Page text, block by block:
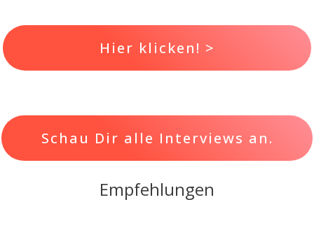
Hier klicken! >
Schau Dir alle Interviews an.
Empfehlungen